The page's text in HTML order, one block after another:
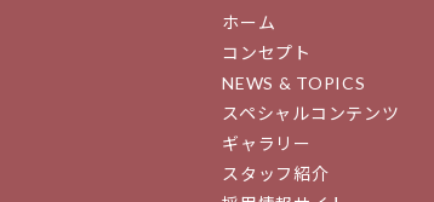
ホーム
コンセプト
NEWS & TOPICS
スペシャルコンテンツ
ギャラリー
スタッフ紹介